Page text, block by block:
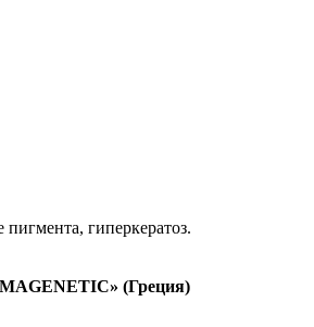
гиперкератоз.
(Греция)